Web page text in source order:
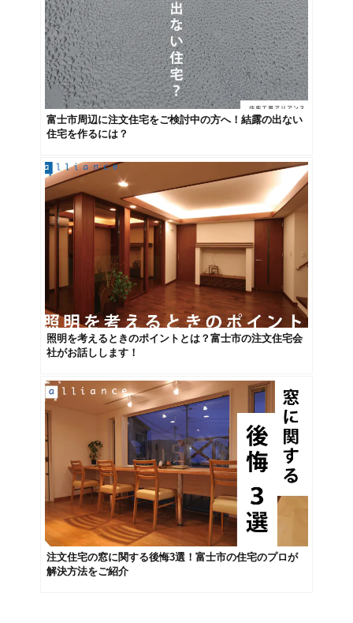
富士市周辺に注文住宅をご検討中の方へ！結露の出ない
住宅を作るには？
照明を考えるときのポイントとは？富士市の注文住宅会
社がお話しします！
注文住宅の窓に関する後悔3選！富士市の住宅のプロが
解決方法をご紹介